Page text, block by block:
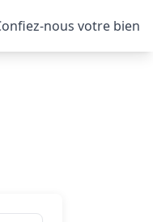
nous votre bien